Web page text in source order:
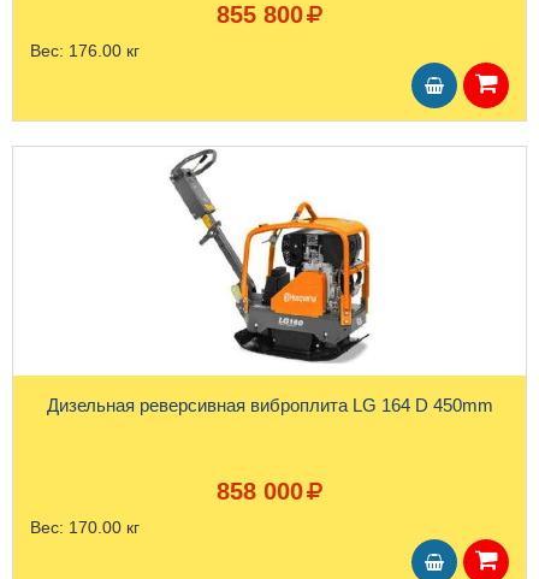
855 800
Вес: 176.00 кг
Дизельная реверсивная виброплита LG 164 D 450mm
858 000
Вес: 170.00 кг